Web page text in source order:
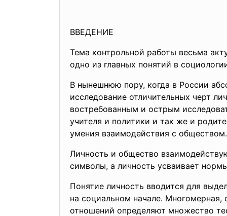
ВВЕДЕНИЕ
Тема контрольной работы весьма
одно из главных понятий в
В нынешнюю пору, когда в России
исследование отличительных черт
востребованным и острым
учителя и политики и так же и
умения взаимодействия с обществом.
Личность и общество
символы, а личность усваивает
Понятие личность вводится для
на социальном начале. Многомерная,
отношений определяют множество